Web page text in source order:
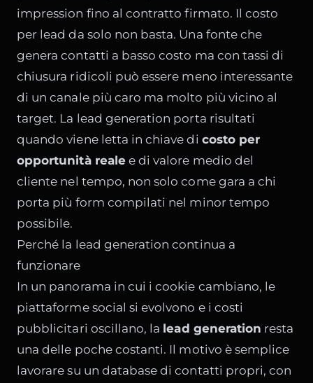
impression fino al contratto firmato. Il costo
per lead da solo non basta. Una fonte che
genera contatti a basso costo ma con tassi di
chiusura ridicoli può essere meno interessante
di un canale più caro ma molto più vicino al
target. La lead generation porta risultati
quando viene letta in chiave di costo per
opportunità realee di valore medio del
cliente nel tempo, non solo come gara a chi
porta più form compilati nel minor tempo
possibile.
Perché la lead generation continua a
funzionare
In un panorama in cui i cookie cambiano, le
piattaforme social si evolvono e i costi
pubblicitari oscillano, la lead generation resta
una delle poche costanti. Il motivo è semplice
lavorare su un database di contatti propri, con